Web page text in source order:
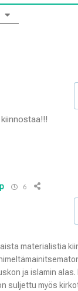
6
materialistia
ja islamin alas.
suljettu myös